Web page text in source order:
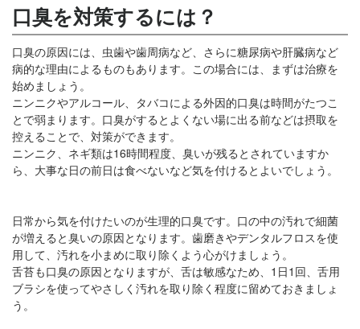
口臭を対策するには？
口臭の原因には、虫歯や歯周病など、さらに糖尿病や肝臓病など
病的な理由によるものもあります。この場合には、まずは治療を
始めましょう。
ニンニクやアルコール、タバコによる外因的口臭は時間がたつこ
とで弱まります。口臭がするとよくない場に出る前などは摂取を
控えることで、対策ができます。
ニンニク、ネギ類は16時間程度、臭いが残るとされていますか
ら、大事な日の前日は食べないなど気を付けるとよいでしょう。
日常から気を付けたいのが生理的口臭です。口の中の汚れで細菌
が増えると臭いの原因となります。歯磨きやデンタルフロスを使
用して、汚れを小まめに取り除くよう心がけましょう。
舌苔も口臭の原因となりますが、舌は敏感なため、1日1回、舌用
ブラシを使ってやさしく汚れを取り除く程度に留めておきましょ
う。